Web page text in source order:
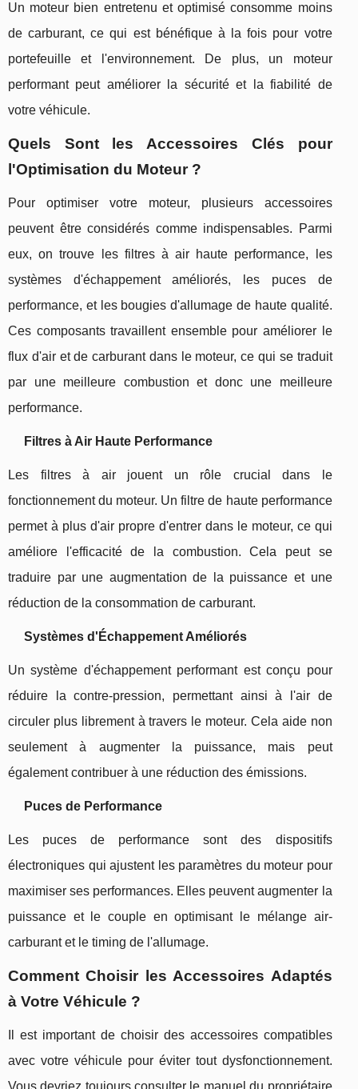
Un moteur bien entretenu et optimisé consomme moins
de carburant, ce qui est bénéfique à la fois pour votre
portefeuille et l'environnement. De plus, un moteur
performant peut améliorer la sécurité et la fiabilité de
votre véhicule.
Quels Sont les Accessoires Clés pour
l'Optimisation du Moteur ?
Pour optimiser votre moteur, plusieurs accessoires
peuvent être considérés comme indispensables. Parmi
eux, on trouve les filtres à air haute performance, les
systèmes d'échappement améliorés, les puces de
performance, et les bougies d'allumage de haute qualité.
Ces composants travaillent ensemble pour améliorer le
flux d'air et de carburant dans le moteur, ce qui se traduit
par une meilleure combustion et donc une meilleure
performance.
Filtres à Air Haute Performance
Les filtres à air jouent un rôle crucial dans le
fonctionnement du moteur. Un filtre de haute performance
permet à plus d'air propre d'entrer dans le moteur, ce qui
améliore l'efficacité de la combustion. Cela peut se
traduire par une augmentation de la puissance et une
réduction de la consommation de carburant.
Systèmes d'Échappement Améliorés
Un système d'échappement performant est conçu pour
réduire la contre-pression, permettant ainsi à l'air de
circuler plus librement à travers le moteur. Cela aide non
seulement à augmenter la puissance, mais peut
également contribuer à une réduction des émissions.
Puces de Performance
Les puces de performance sont des dispositifs
électroniques qui ajustent les paramètres du moteur pour
maximiser ses performances. Elles peuvent augmenter la
puissance et le couple en optimisant le mélange air-
carburant et le timing de l'allumage.
Comment Choisir les Accessoires Adaptés
à Votre Véhicule ?
Il est important de choisir des accessoires compatibles
avec votre véhicule pour éviter tout dysfonctionnement.